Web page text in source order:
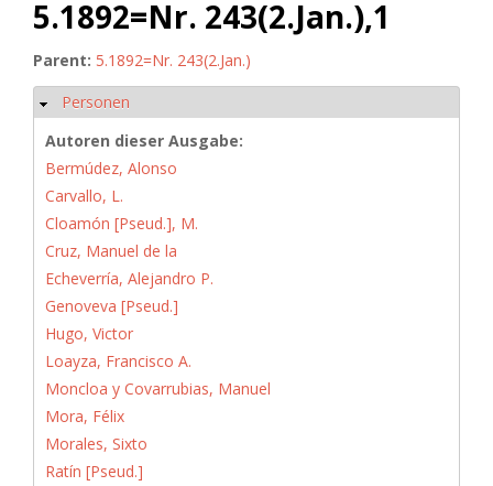
5.1892=Nr. 243(2.Jan.),1
Parent: 5.1892=Nr. 243(2.Jan.)
Ausblenden
Personen
Autoren dieser Ausgabe:
Bermúdez, Alonso
Carvallo, L.
Cloamón [Pseud.], M.
Cruz, Manuel de la
Echeverría, Alejandro P.
Genoveva [Pseud.]
Hugo, Victor
Loayza, Francisco A.
Moncloa y Covarrubias, Manuel
Mora, Félix
Morales, Sixto
Ratín [Pseud.]